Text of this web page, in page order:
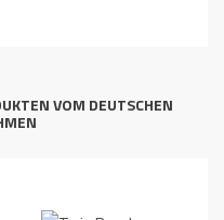
VOM DEUTSCHEN